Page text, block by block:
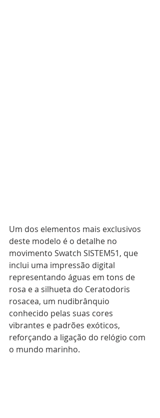
Um dos elementos mais exclusivos
deste modelo é o detalhe no
movimento Swatch SISTEM51, que
inclui uma impressão digital
representando águas em tons de
rosa e a silhueta do Ceratodoris
rosacea, um nudibrânquio
conhecido pelas suas cores
vibrantes e padrões exóticos,
reforçando a ligação do relógio com
o mundo marinho.